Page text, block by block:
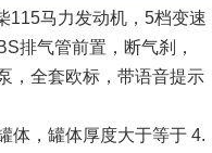
115马力发动机，5档变速
排气管前置，断气刹，
，全套欧标，带语音提示
体，罐体厚度大于等于 4.